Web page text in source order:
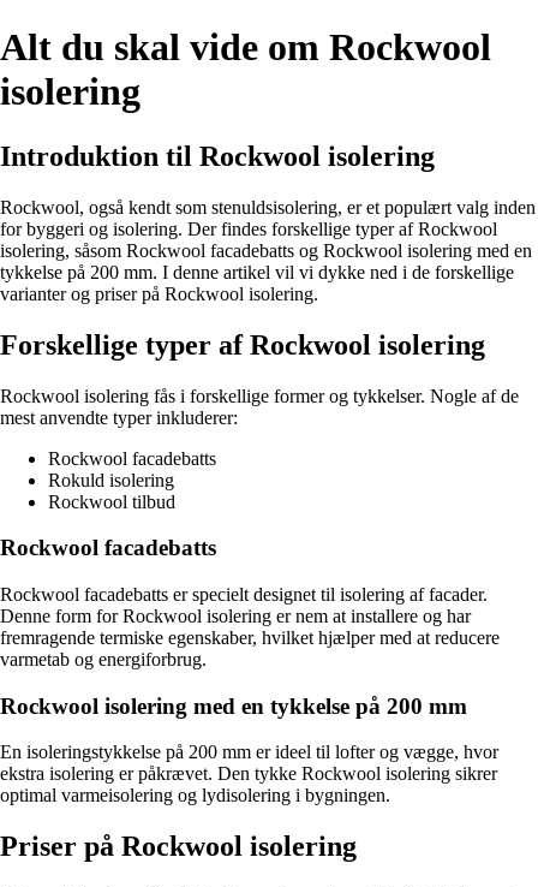
Alt du skal vide om Rockwool
isolering
Introduktion til Rockwool isolering
Rockwool, også kendt som stenuldsisolering, er et populært valg inden
for byggeri og isolering. Der findes forskellige typer af Rockwool
isolering, såsom Rockwool facadebatts og Rockwool isolering med en
tykkelse på 200 mm. I denne artikel vil vi dykke ned i de forskellige
varianter og priser på Rockwool isolering.
Forskellige typer af Rockwool isolering
Rockwool isolering fås i forskellige former og tykkelser. Nogle af de
mest anvendte typer inkluderer:
Rockwool facadebatts
Rokuld isolering
Rockwool tilbud
Rockwool facadebatts
Rockwool facadebatts er specielt designet til isolering af facader.
Denne form for Rockwool isolering er nem at installere og har
fremragende termiske egenskaber, hvilket hjælper med at reducere
varmetab og energiforbrug.
Rockwool isolering med en tykkelse på 200 mm
En isoleringstykkelse på 200 mm er ideel til lofter og vægge, hvor
ekstra isolering er påkrævet. Den tykke Rockwool isolering sikrer
optimal varmeisolering og lydisolering i bygningen.
Priser på Rockwool isolering